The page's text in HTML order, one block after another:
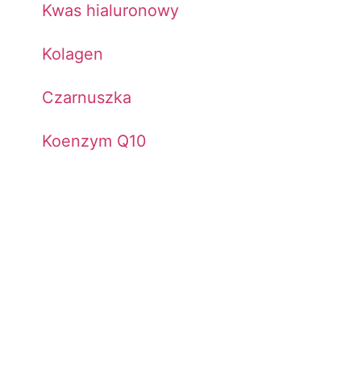
Kwas hialuronowy
Kolagen
Czarnuszka
Koenzym Q10